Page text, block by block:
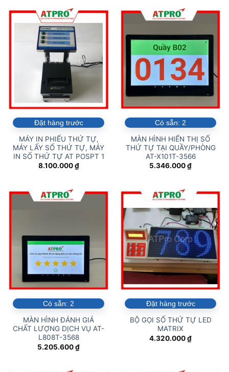
Đặt hàng trước
MÁY IN PHIẾU THỨ TỰ,
MÁY LẤY SỐ THỨ TỰ, MÁY
IN SỐ THỨ TỰ AT POSPT 1
8.100.000₫
Có sẵn: 2
MÀN HÌNH HIỂN THỊ SỐ
THỨ TỰ TẠI QUẦY/PHÒNG
AT-X101T-3566
5.346.000₫
Có sẵn: 2
MÀN HÌNH ĐÁNH GIÁ
CHẤT LƯỢNG DỊCH VỤ AT-
L808T-3568
5.205.600₫
Đặt hàng trước
BỘ GỌI SỐ THỨ TỰ LED
MATRIX
4.320.000₫